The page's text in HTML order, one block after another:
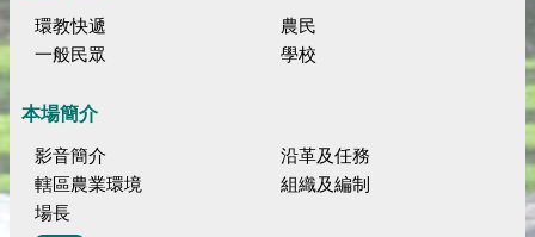
環教快遞
農民
一般民眾
學校
本場簡介
影音簡介
沿革及任務
轄區農業環境
組織及編制
場長